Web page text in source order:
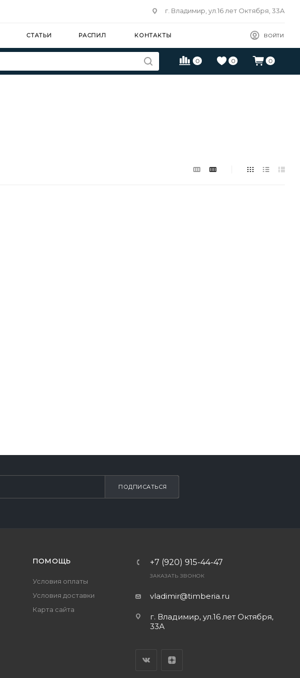
г. Владимир, ул.16 лет Октября, 33А
ВОЙТИ
СТАТЬИ РАСПИЛ КОНТАКТЫ
0 0 0
ПОДПИСАТЬСЯ
ПОМОЩЬ
Условия оплаты
Условия доставки
Карта сайта
+7 (920) 915-44-47
ЗАКАЗАТЬ ЗВОНОК
vladimir@timberia.ru
г. Владимир, ул.16 лет Октября,
33А